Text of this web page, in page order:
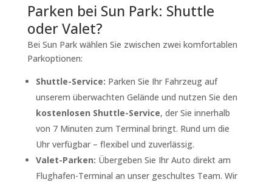
Parken bei Sun Park: Shuttle
oder Valet?
Bei Sun Park wählen Sie zwischen zwei komfortablen
Parkoptionen:
Shuttle-Service: Parken Sie Ihr Fahrzeug auf
unserem überwachten Gelände und nutzen Sie den
kostenlosen Shuttle-Service, der Sie innerhalb
von 7 Minuten zum Terminal bringt. Rund um die
Uhr verfügbar – flexibel und zuverlässig.
Valet-Parken: Übergeben Sie Ihr Auto direkt am
Flughafen-Terminal an unser geschultes Team. Wir